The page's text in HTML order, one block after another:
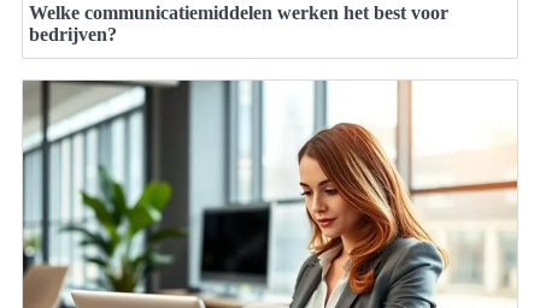
Welke communicatiemiddelen werken het best voor
bedrijven?